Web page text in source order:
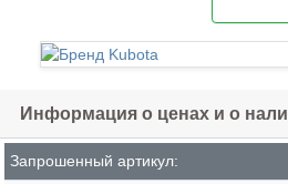
Информация о ценах и о
Запрошенный артикул: